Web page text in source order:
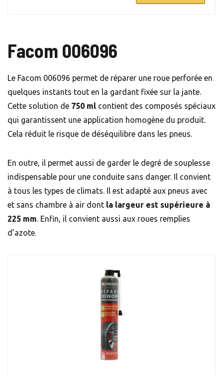
Facom 006096
Le Facom 006096 permet de réparer une roue perforée en
quelques instants tout en la gardant fixée sur la jante.
Cette solution de 750 ml contient des composés spéciaux
qui garantissent une application homogène du produit.
Cela réduit le risque de déséquilibre dans les pneus.
En outre, il permet aussi de garder le degré de souplesse
indispensable pour une conduite sans danger. Il convient
à tous les types de climats. Il est adapté aux pneus avec
et sans chambre à air dont la largeur est supérieure à
225 mm. Enfin, il convient aussi aux roues remplies
d’azote.